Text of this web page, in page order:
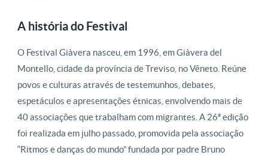
A história do Festival
O Festival Giàvera nasceu, em 1996, em Giàvera del
Montello, cidade da província de Treviso, no Vêneto. Reúne
povos e culturas através de testemunhos, debates,
espetáculos e apresentações étnicas, envolvendo mais de
40 associações que trabalham com migrantes. A 26ª edição
foi realizada em julho passado, promovida pela associação
“Ritmos e danças do mundo” fundada por padre Bruno